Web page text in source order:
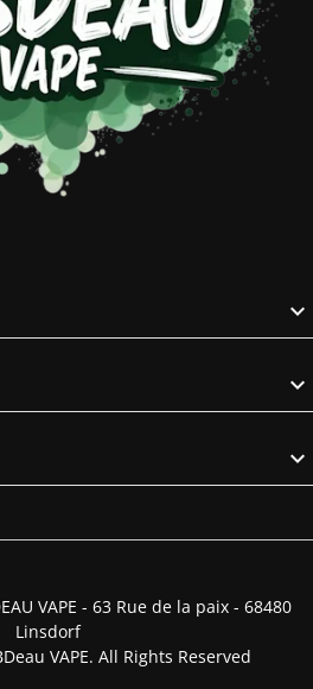



VAPE - 63 Rue de la paix - 68480
Linsdorf
VAPE. All Rights Reserved